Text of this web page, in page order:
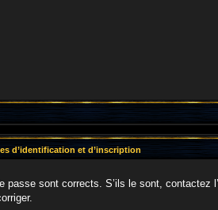
d’identification et d’inscription
sont corrects. S’ils le sont,